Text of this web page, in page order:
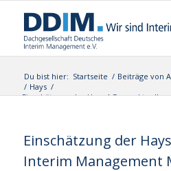
Du bist hier: Startseite / Beiträge von
/ Hays /
Einschätzung der Hays AG zur
Einschätzung der
Interim Management